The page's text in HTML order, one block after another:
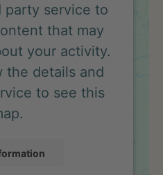
party service to
that may
your activity.
the details and
to see this